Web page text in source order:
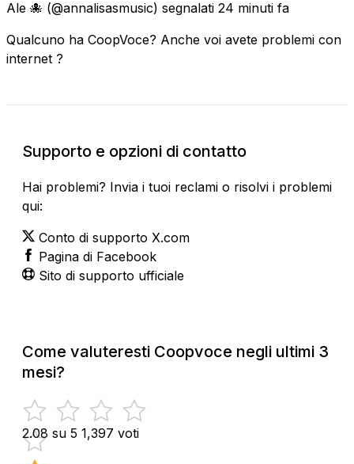
Ale 🐙 (@annalisasmusic) segnalati 24 minuti fa
Qualcuno ha CoopVoce? Anche voi avete problemi con
internet ?
Supporto e opzioni di contatto
Hai problemi? Invia i tuoi reclami o risolvi i problemi
qui:
Conto di supporto X.com
Pagina di Facebook
Sito di supporto ufficiale
Come valuteresti Coopvoce negli ultimi 3
mesi?
2.08 su 5 1,397 voti